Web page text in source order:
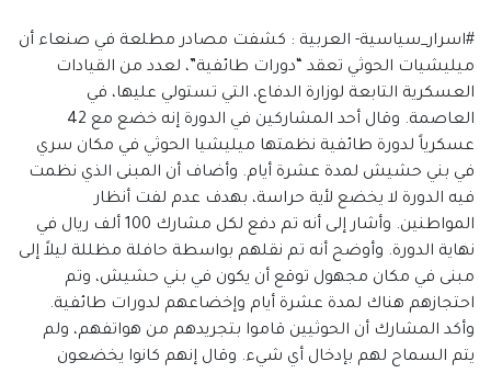
#اسرار_سياسية- العربية : كشفت مصادر مطلعة في صنعاء أن
ميليشيات الحوثي تعقد “دورات طائفية”، لعدد من القيادات
العسكرية التابعة لوزارة الدفاع، التي تستولي عليها، في
العاصمة. وقال أحد المشاركين في الدورة إنه خضع مع 42
عسكرياً لدورة طائفية نظمتها ميليشيا الحوثي في مكان سري
في بني حشيش لمدة عشرة أيام. وأضاف أن المبنى الذي نظمت
فيه الدورة لا يخضع لأية حراسة، بهدف عدم لفت أنظار
المواطنين. وأشار إلى أنه تم دفع لكل مشارك 100 ألف ريال في
نهاية الدورة. وأوضح أنه تم نقلهم بواسطة حافلة مظللة ليلاً إلى
مبنى في مكان مجهول توقع أن يكون في بني حشيش، وتم
احتجازهم هناك لمدة عشرة أيام وإخضاعهم لدورات طائفية.
وأكد المشارك أن الحوثيين قاموا بتجريدهم من هواتفهم، ولم
يتم السماح لهم بإدخال أي شيء. وقال إنهم كانوا يخضعون